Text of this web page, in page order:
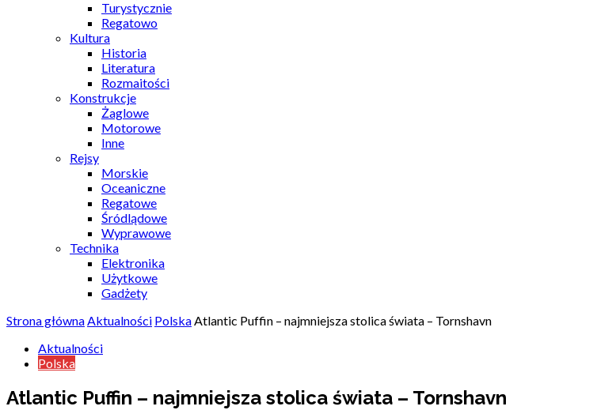
Turystycznie
Regatowo
Kultura
Historia
Literatura
Rozmaitości
Konstrukcje
Żaglowe
Motorowe
Inne
Rejsy
Morskie
Oceaniczne
Regatowe
Śródlądowe
Wyprawowe
Technika
Elektronika
Użytkowe
Gadżety
Strona głównaAktualności PolskaAtlantic Puffin – najmniejsza stolica świata – Tornshavn
Aktualności
Polska
Atlantic Puffin – najmniejsza stolica świata – Tornshavn